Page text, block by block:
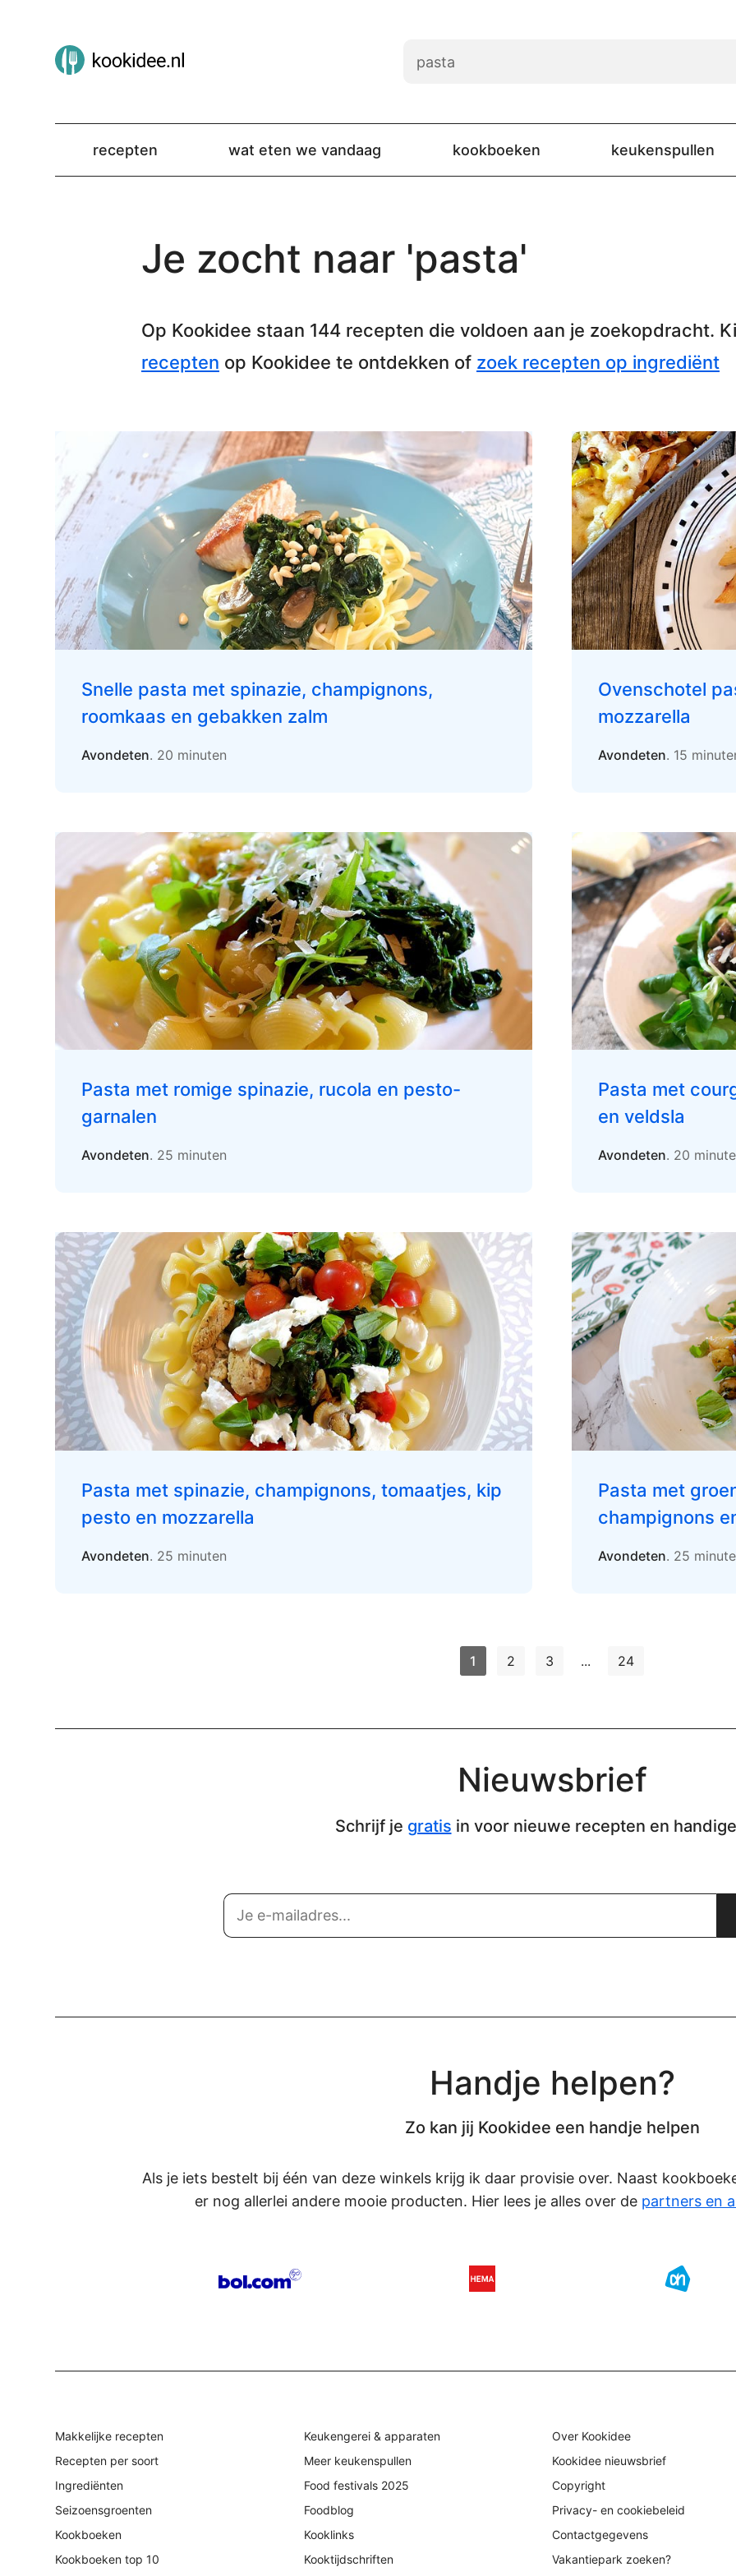
recepten wat eten we vandaag kookboeken keukenspullen
Je zocht naar 'pasta'
Op Kookidee staan 144 recepten die voldoen aan je zoekopdracht.
recepten op Kookidee te ontdekken of zoek recepten op ingrediënt
Snelle pasta met spinazie, champignons,
roomkaas en gebakken zalm
Avondeten. 20 minuten
Ovenschotel
mozzarella
Avondeten. 15
Pasta met romige spinazie, rucola en pesto-
garnalen
Avondeten. 25 minuten
Pasta met
en veldsla
Avondeten. 20
Pasta met spinazie, champignons, tomaatjes, kip
pesto en mozzarella
Avondeten. 25 minuten
Pasta met
champignons
Avondeten. 25
1 2 3 ... 24
Nieuwsbrief
Schrijf je gratis in voor nieuwe recepten en
Handje helpen?
Zo kan jij Kookidee een handje helpen
Als je iets bestelt bij één van deze winkels krijg ik daar provisie over. Naast
er nog allerlei andere mooie producten. Hier lees je alles over de partners en
Makkelijke recepten
Recepten per soort
Ingrediënten
Seizoensgroenten
Kookboeken
Kookboeken top 10
Keukengerei & apparaten
Meer keukenspullen
Food festivals 2025
Foodblog
Kooklinks
Kooktijdschriften
Over Kookidee
Kookidee nieuwsbrief
Copyright
Privacy- en cookiebeleid
Contactgegevens
Vakantiepark zoeken?